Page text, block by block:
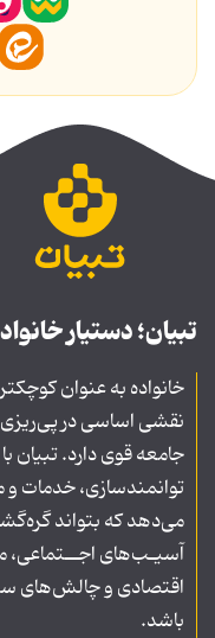
تبیان؛ دستیار
خانواده به عنوان
نقشی اساسی در
جامعه قوی دارد. تبیان
توانمندسازی، خدمات و
می‌دهد که بتواند
آسیـب‌های
اقتصادی و چالش‌های
باشد.